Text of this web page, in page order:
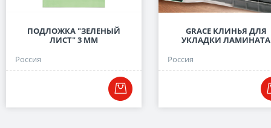
ПОДЛОЖКА "ЗЕЛЕНЫЙ
ЛИСТ" 3 ММ
Россия
GRACE КЛИНЬЯ ДЛЯ
УКЛАДКИ ЛАМИНАТА
Россия